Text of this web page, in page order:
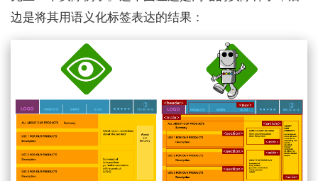
边是将其用语义化标签表达的结果：